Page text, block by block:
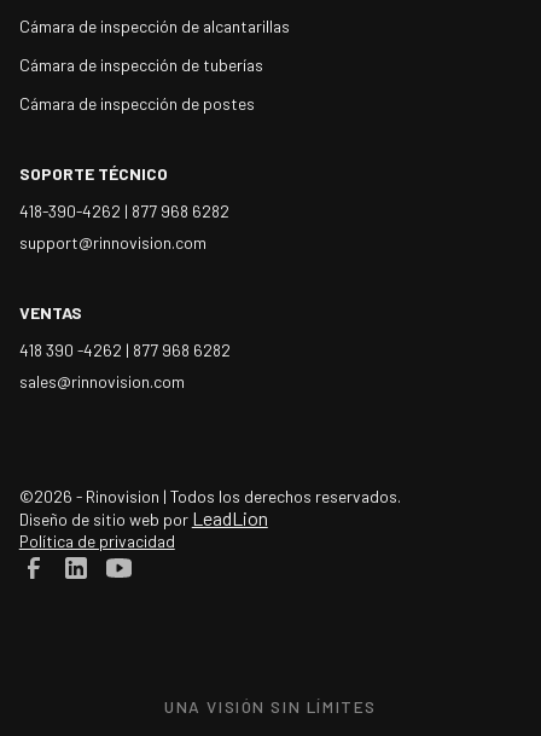
Cámara de inspección de alcantarillas
Cámara de inspección de tuberías
Cámara de inspección de postes
SOPORTE TÉCNICO
418-390-4262 | 877 968 6282
support@rinnovision.com
VENTAS
418 390 -4262 | 877 968 6282
sales@rinnovision.com
©2026 - Rinovision | Todos los derechos reservados.
Diseño de sitio web por LeadLion
Política de privacidad
UNA VISIÓN SIN LÍMITES